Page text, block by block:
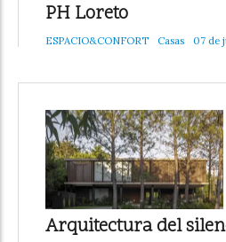
PH Loreto
ESPACIO&CONFORT Casas 07 de
Arquitectura del